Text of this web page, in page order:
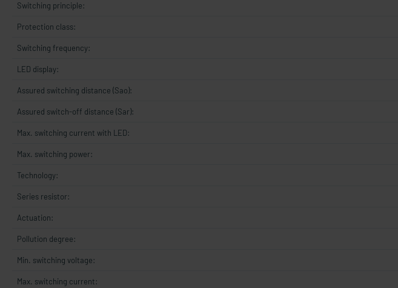
Switching principle:
Protection class:
Switching frequency:
LED display:
Assured switching distance (Sao):
Assured switch-off distance (Sar):
Max. switching current with LED:
Max. switching power:
Technology:
Series resistor:
Actuation:
Pollution degree:
Min. switching voltage:
Max. switching current: